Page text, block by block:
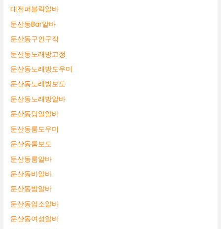
대전퍼블릭알바
둔산동Bar알바
둔산동구인구직
둔산동노래방고정
둔산동노래방도우미
둔산동노래방보도
둔산동노래방알바
둔산동당일알바
둔산동룸도우미
둔산동룸보도
둔산동룸알바
둔산동바알바
둔산동밤알바
둔산동업소알바
둔산동여성알바